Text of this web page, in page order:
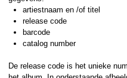
artiestnaam en /of titel
release code
barcode
catalog number
De release code is het unieke